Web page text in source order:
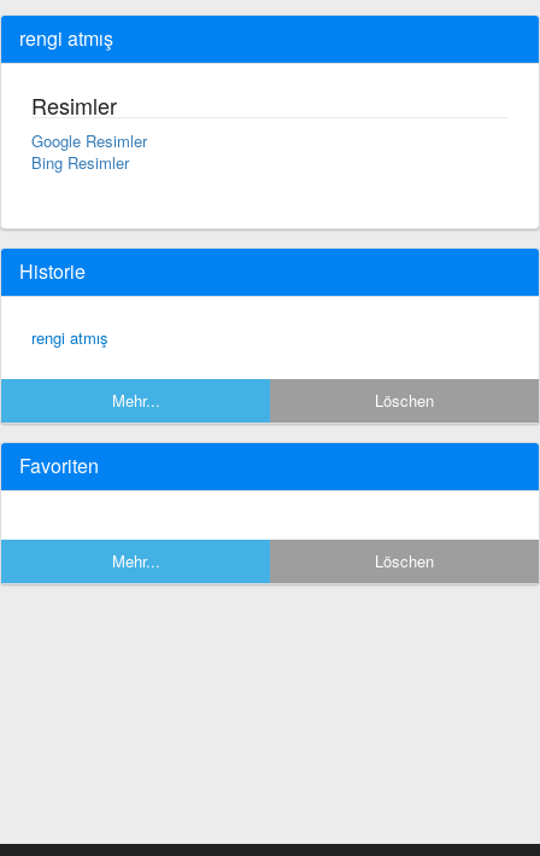
rengi atmış
Resimler
Google Resimler
Bing Resimler
Historie
rengi atmış
Mehr... Löschen
Favoriten
Mehr... Löschen